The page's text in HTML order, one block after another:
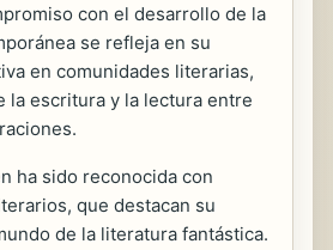
con el desarrollo de la
se refleja en su
en comunidades literarias,
la escritura y la lectura entre
ha sido reconocida con
que destacan su
de la literatura fantástica.